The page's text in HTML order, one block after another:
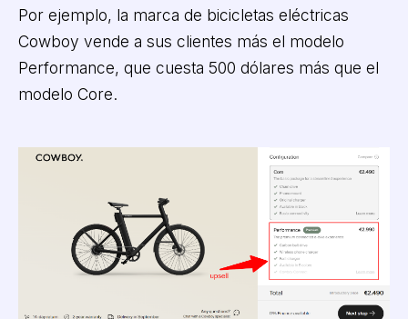
Por ejemplo, la marca de bicicletas eléctricas
Cowboy vende a sus clientes más el modelo
Performance, que cuesta 500 dólares más que el
modelo Core.